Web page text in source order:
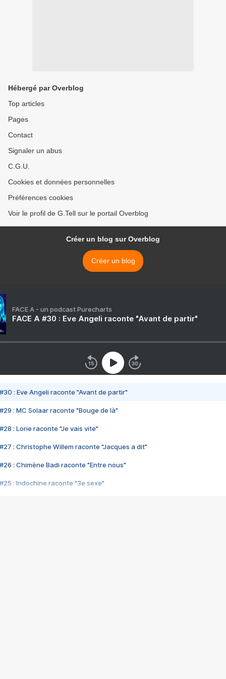
Hébergé par Overblog
Top articles
Pages
Contact
Signaler un abus
C.G.U.
Cookies et données personnelles
Préférences cookies
Voir le profil de G.Tell sur le portail Overblog
Créer un blog sur Overblog
Créer un blog
FACE A - un podcast Purecharts
FACE A #30 : Eve Angeli raconte "Avant de partir"
#30 : Eve Angeli raconte "Avant de partir"
#29 : MC Solaar raconte "Bouge de là"
#28 : Lorie raconte "Je vais vite"
#27 : Christophe Willem raconte "Jacques a dit"
#26 : Chimène Badi raconte "Entre nous"
#25 : Indochine raconte "3e sexe"